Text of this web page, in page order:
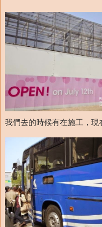
我們去的時候有在施工，現